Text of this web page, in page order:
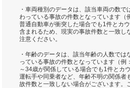
・車両種別のデータは、該当車両の数で
わっている事故の件数となっています（
普通自動車が衝突した場合でも1件とカ
含まれるため、現実の事故件数と一致し
注意ください。
・年齢のデータは、該当年齢の人数で
っている事故の件数となっています（例
～34歳が関係している場合でも1件とカ
運転手や同乗者など、年齢不明の関係者
故件数と一致しない場合がございます。